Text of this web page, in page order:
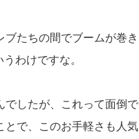
たちの間でブームが巻き
わけですな。
でしたが、これって面倒で
とで、このお手軽さも人気